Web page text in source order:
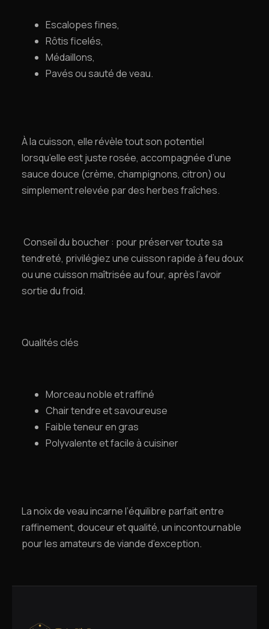
Escalopes fines,
Rôtis ficelés,
Médaillons,
Pavés ou sauté de veau.
À la cuisson, elle révèle tout son potentiel
lorsqu’elle est juste rosée, accompagnée d’une
sauce douce (crème, champignons, citron) ou
simplement relevée par des herbes fraîches.
Conseil du boucher : pour préserver toute sa
tendreté, privilégiez une cuisson rapide à feu doux
ou une cuisson maîtrisée au four, après l’avoir
sortie du froid.
Qualités clés
Morceau noble et raffiné
Chair tendre et savoureuse
Faible teneur en gras
Polyvalente et facile à cuisiner
La noix de veau incarne l’équilibre parfait entre
raffinement, douceur et qualité, un incontournable
pour les amateurs de viande d’exception.